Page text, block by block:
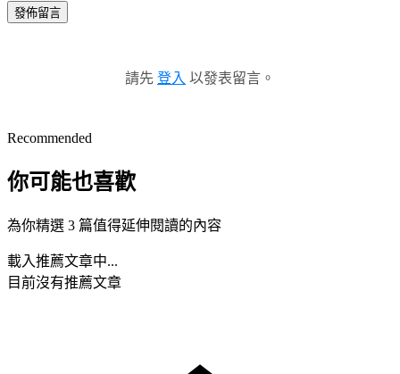
發佈留言
請先 登入 以發表留言。
Recommended
你可能也喜歡
為你精選 3 篇值得延伸閱讀的內容
載入推薦文章中...
目前沒有推薦文章